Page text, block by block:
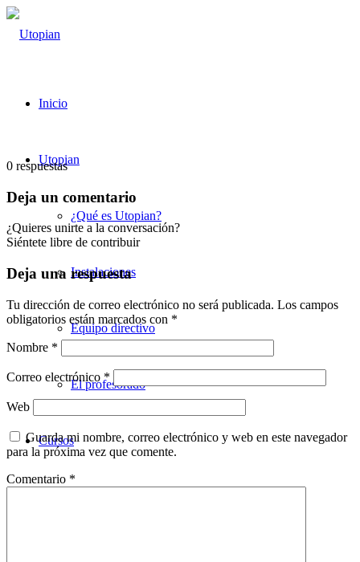
Inicio
Utopian
¿Qué es Utopian?
Instalaciones
Equipo directivo
El profesorado
Cursos
0 respuestas
Deja un comentario
¿Quieres unirte a la conversación?
Siéntete libre de contribuir
Deja una respuesta
Tu dirección de correo electrónico no será publicada. Los campos
obligatorios están marcados con *
Nombre *
Correo electrónico *
Web
Guarda mi nombre, correo electrónico y web en este navegador
para la próxima vez que comente.
Comentario *